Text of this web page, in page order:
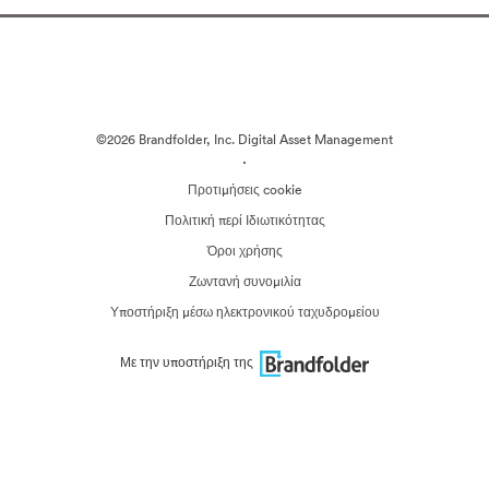
©2026 Brandfolder, Inc. Digital Asset Management
·
Προτιμήσεις cookie
Πολιτική περί Ιδιωτικότητας
Όροι χρήσης
Ζωντανή συνομιλία
Υποστήριξη μέσω ηλεκτρονικού ταχυδρομείου
Με την υποστήριξη της